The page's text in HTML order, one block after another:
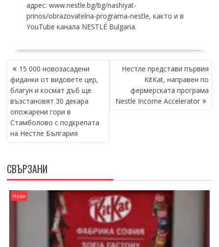
адрес: www.nestle.bg/bg/nashiyat-
prinos/obrazovatelna-programa-nestle, както и в
YouTube канала NESTLÉ Bulgaria.
НАВИГАЦИЯ
15 000 новозасадени
фиданки от видовете цер,
благун и космат дъб ще
възстановят 30 декара
опожарени гори в
Стамболово с подкрепата
на Нестле България
Нестле представи първия
KitKat, направен по
фермерската програма
Nestle Income Accelerator
СВЪРЗАНИ
Нови